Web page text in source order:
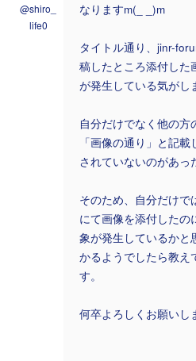
@shiro_
life0
なりますm(_ _)m
タイトル通り、jinr-
稿したところ添付した
が発生している気がし
自分だけでなく他の方
「画像の通り」と記
されていないのがあっ
そのため、自分だけで
にて画像を添付したの
象が発生しているかと
かるようでしたら教え
す。
何卒よろしくお願いし